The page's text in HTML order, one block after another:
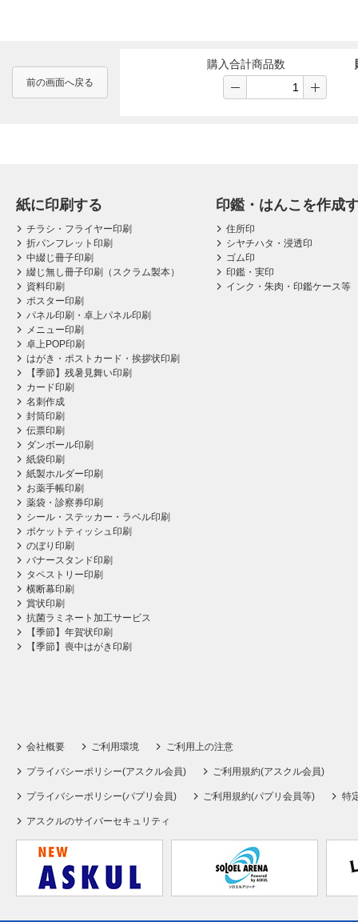
前の画面へ戻る
購入合計商品数
紙に印刷する
チラシ・フライヤー印刷
折パンフレット印刷
中綴じ冊子印刷
綴じ無し冊子印刷（スクラム製本）
資料印刷
ポスター印刷
パネル印刷・卓上パネル印刷
メニュー印刷
卓上POP印刷
はがき・ポストカード・挨拶状印刷
【季節】残暑見舞い印刷
カード印刷
名刺作成
封筒印刷
伝票印刷
ダンボール印刷
紙袋印刷
紙製ホルダー印刷
お薬手帳印刷
薬袋・診察券印刷
シール・ステッカー・ラベル印刷
ポケットティッシュ印刷
のぼり印刷
バナースタンド印刷
タペストリー印刷
横断幕印刷
賞状印刷
抗菌ラミネート加工サービス
【季節】年賀状印刷
【季節】喪中はがき印刷
印鑑・はんこを作成
住所印
シヤチハタ・浸透印
ゴム印
印鑑・実印
インク・朱肉・印鑑ケース等
会社概要 ご利用環境 ご利用上の注意
プライバシーポリシー(アスクル会員) ご利用規約(アスクル会員)
プライバシーポリシー(パプリ会員) ご利用規約(パプリ会員等) 特
アスクルのサイバーセキュリティ